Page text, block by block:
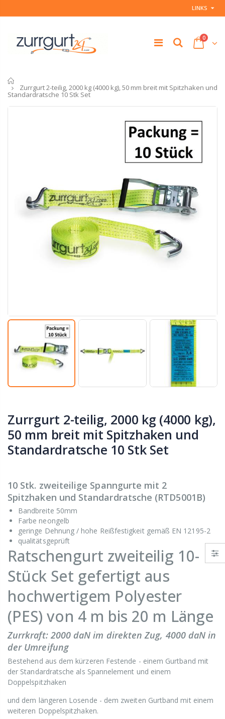
LINKS
0
Zurrgurt 2-teilig, 2000 kg (4000 kg), 50 mm breit mit Spitzhaken und
Standardratsche 10 Stk Set
Zurrgurt 2-teilig, 2000 kg (4000 kg),
50 mm breit mit Spitzhaken und
Standardratsche 10 Stk Set
10 Stk. zweiteilige Spanngurte mit 2
Spitzhaken und Standardratsche (RTD5001B)
Bandbreite 50mm
Farbe neongelb
geringe Dehnung / hohe Reißfestigkeit gemäß EN 12195-2
qualitätsgeprüft
Ratschengurt zweiteilig 10-
Stück Set gefertigt aus
hochwertigem Polyester
(PES) von 4 m bis 20 m Länge
Zurrkraft: 2000 daN im direkten Zug, 4000 daN in
der Umreifung
Bestehend aus dem kürzeren Festende - einem Gurtband mit
der Standardratsche als Spannelement und einem
Doppelspitzhaken
und dem längeren Losende - dem zweiten Gurtband mit einem
weiteren Doppelspitzhaken.